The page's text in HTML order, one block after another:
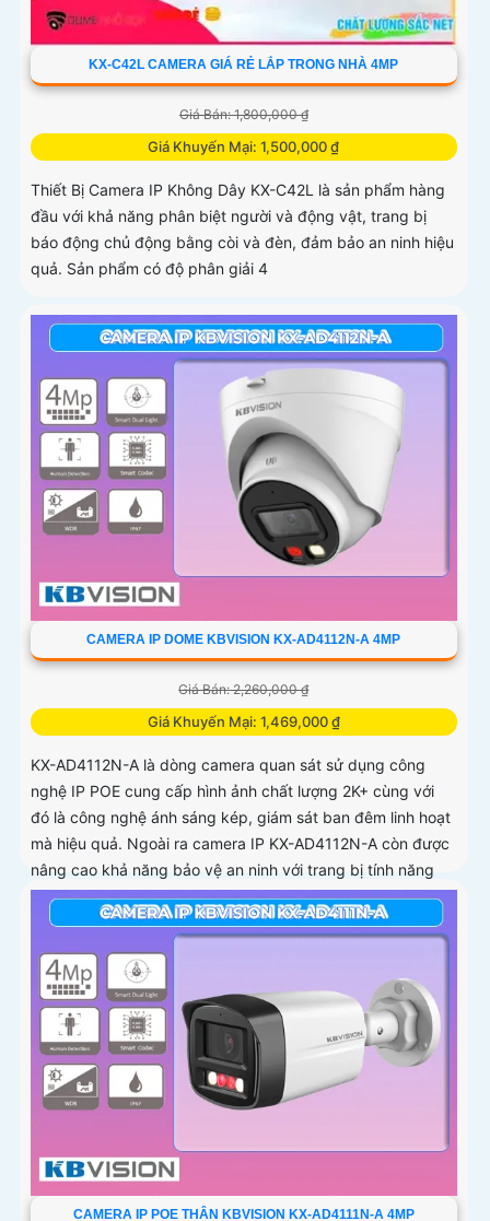
KX-C42L CAMERA GIÁ RẺ LẮP TRONG NHÀ 4MP
Giá Bán: 1,800,000 ₫
Giá Khuyến Mại: 1,500,000 ₫
Thiết Bị Camera IP Không Dây KX-C42L là sản phẩm hàng
đầu với khả năng phân biệt người và động vật, trang bị
báo động chủ động bằng còi và đèn, đảm bảo an ninh hiệu
quả. Sản phẩm có độ phân giải 4
CAMERA IP DOME KBVISION KX-AD4112N-A 4MP
Giá Bán: 2,260,000 ₫
Giá Khuyến Mại: 1,469,000 ₫
KX-AD4112N-A là dòng camera quan sát sử dụng công
nghệ IP POE cung cấp hình ảnh chất lượng 2K+ cùng với
đó là công nghệ ánh sáng kép, giám sát ban đêm linh hoạt
mà hiệu quả. Ngoài ra camera IP KX-AD4112N-A còn được
nâng cao khả năng bảo vệ an ninh với trang bị tính năng
phát hiện người chính xác
CAMERA IP POE THÂN KBVISION KX-AD4111N-A 4MP